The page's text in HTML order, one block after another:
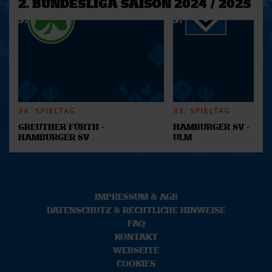
2. BUNDESLIGA SAISON 2024 / 2025
34. SPIELTAG
GREUTHER FÜRTH -
HAMBURGER SV
33. SPIELTAG
HAMBURGER SV -
ULM
IMPRESSUM & AGB
DATENSCHUTZ & RECHTLICHE HINWEISE
FAQ
KONTAKT
WEBSEITE
COOKIES